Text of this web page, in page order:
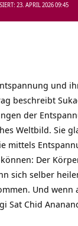
23. APRIL 2026 09:45
und
beschreibt
der
Weltbild. Sie
mittels
Der
sich selber
Und wenn
Sat Chid